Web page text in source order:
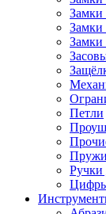
Замки
Замки
Замки
Петли
Ручки